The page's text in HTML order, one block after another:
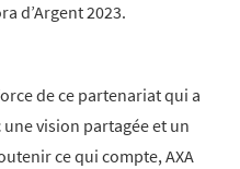
d’Argent 2023.
de ce partenariat qui a
vision partagée et un
ce qui compte, AXA